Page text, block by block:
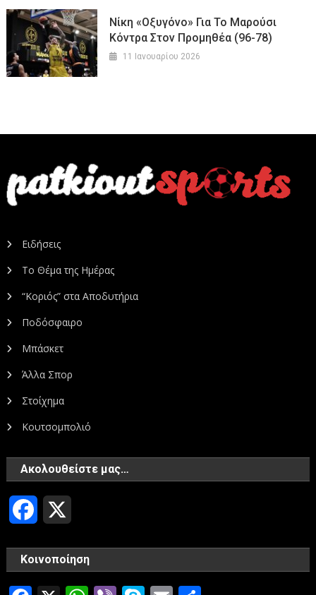
Νίκη «οξυγόνο» Για Το Μαρούσι
Κόντρα Στον Προμηθέα (96-78)
11 Ιανουαρίου 2026
Ειδήσεις
Το Θέμα της Ημέρας
“Κοριός” στα Αποδυτήρια
Ποδόσφαιρο
Μπάσκετ
Άλλα Σπορ
Στοίχημα
Κουτσομπολιό
Ακολουθείστε μας…
Facebook
Κοινοποίηση